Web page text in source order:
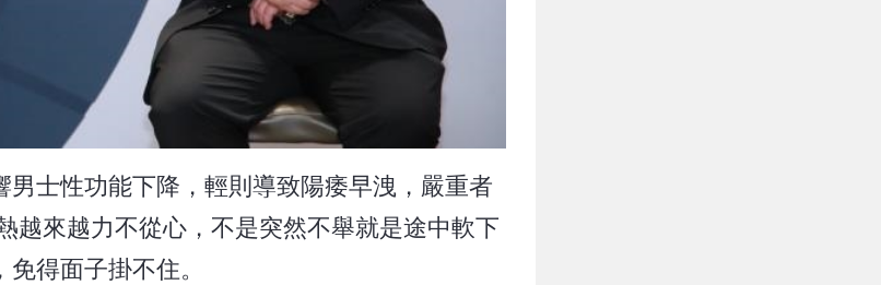
士性功能下降，輕則導致陽痿早洩，嚴重者
來越力不從心，不是突然不舉就是途中軟下
得面子掛不住。